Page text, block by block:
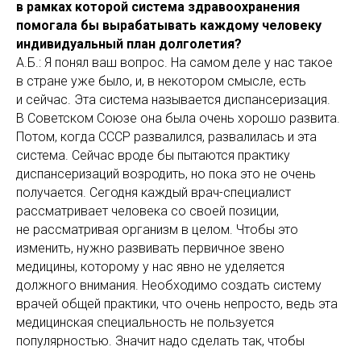
в рамках которой система здравоохранения
помогала бы вырабатывать каждому человеку
индивидуальный план долголетия?
А.Б.: Я понял ваш вопрос. На самом деле у нас такое
в стране уже было, и, в некотором смысле, есть
и сейчас. Эта система называется диспансеризация.
В Советском Союзе она была очень хорошо развита.
Потом, когда СССР развалился, развалилась и эта
система. Сейчас вроде бы пытаются практику
диспансеризаций возродить, но пока это не очень
получается. Сегодня каждый врач-специалист
рассматривает человека со своей позиции,
не рассматривая организм в целом. Чтобы это
изменить, нужно развивать первичное звено
медицины, которому у нас явно не уделяется
должного внимания. Необходимо создать систему
врачей общей практики, что очень непросто, ведь эта
медицинская специальность не пользуется
популярностью. Значит надо сделать так, чтобы